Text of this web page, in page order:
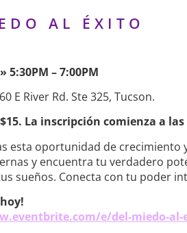
AL ÉXITO
5:30PM – 7:00PM
E River Rd. Ste 325, Tucson.
La inscripción comienza a las
esta oportunidad de crecimiento
y encuentra tu verdadero
sueños. Conecta con tu poder
e/del-miedo-al-